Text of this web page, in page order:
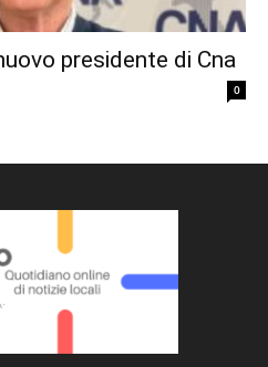
presidente di Cna
0